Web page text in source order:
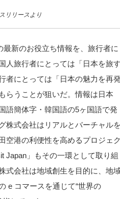
リリースより
最新のお役立ち情報を、旅行者に
人旅行者にとっては「日本を旅
者にとっては「日本の魅力を再
らうことが狙いだ。情報は日本
語簡体字・韓国語の5ヶ国語で発
株式会社はリアルとバーチャル
空港の利便性を高めるプロジェ
Japan」もその一環として取り組
式会社は地域創生を目的に、地
e コマースを通じて“世界の